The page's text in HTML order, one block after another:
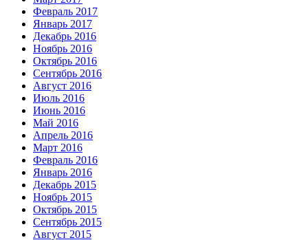
Февраль 2017
Январь 2017
Декабрь 2016
Ноябрь 2016
Октябрь 2016
Сентябрь 2016
Август 2016
Июль 2016
Июнь 2016
Май 2016
Апрель 2016
Март 2016
Февраль 2016
Январь 2016
Декабрь 2015
Ноябрь 2015
Октябрь 2015
Сентябрь 2015
Август 2015